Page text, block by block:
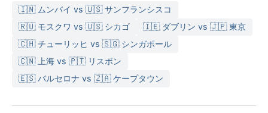
最も快適な時期は六月から八月で、穏やかな気温と長
い日照時間を利用してフィヨルドクルーズやハイキン
ラ観測の絶好の機会が訪れる。ただし、吹雪による交
通障害や、急な天候変化には注意が必要だ。アークレ
イリは北極圏に近いため、夏の白夜と冬の極夜という
この街の旅に一層の深みと魅力を加えている。
🇮🇳 ムンバイ vs 🇺🇸 サンフランシスコ
🇷🇺 モスクワ vs 🇺🇸 シカゴ
🇮🇪 ダブリン vs 🇯🇵 東京
🇨🇭 チューリッヒ vs 🇸🇬 シンガポール
🇨🇳 上海 vs 🇵🇹 リスボン
🇪🇸 バルセロナ vs 🇿🇦 ケープタウン